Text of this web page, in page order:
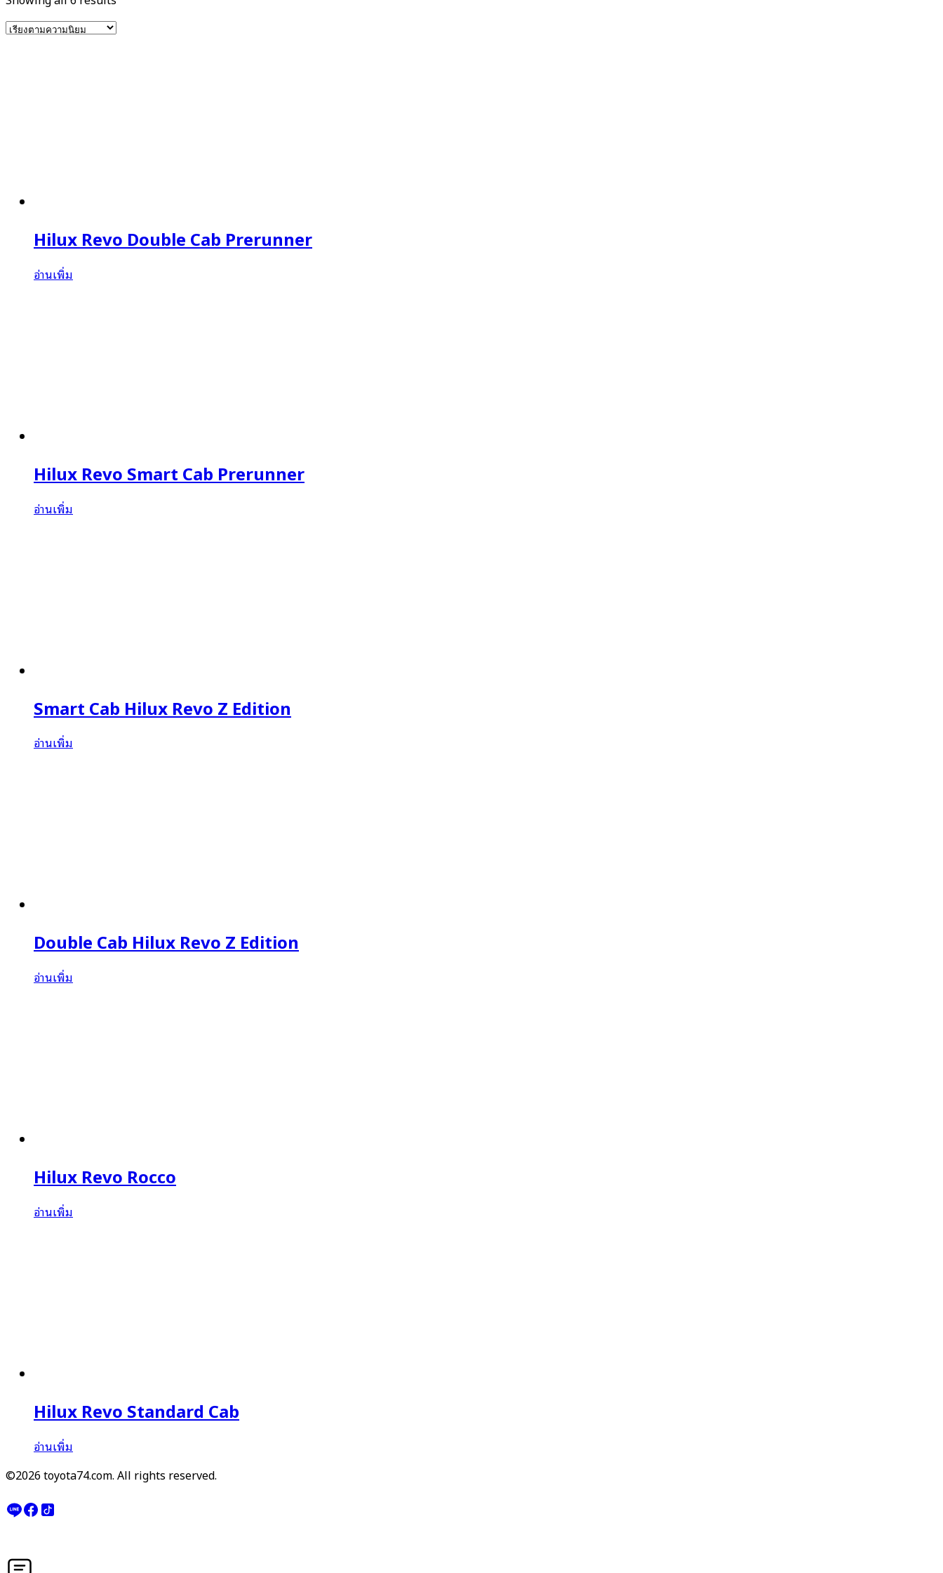
popularity
Hilux Revo Double Cab Prerunner
อ่านเพิ่ม
Hilux Revo Smart Cab Prerunner
อ่านเพิ่ม
Smart Cab Hilux Revo Z Edition
อ่านเพิ่ม
Double Cab Hilux Revo Z Edition
อ่านเพิ่ม
Hilux Revo Rocco
อ่านเพิ่ม
Hilux Revo Standard Cab
อ่านเพิ่ม
©2026 toyota74.com. All rights reserved.